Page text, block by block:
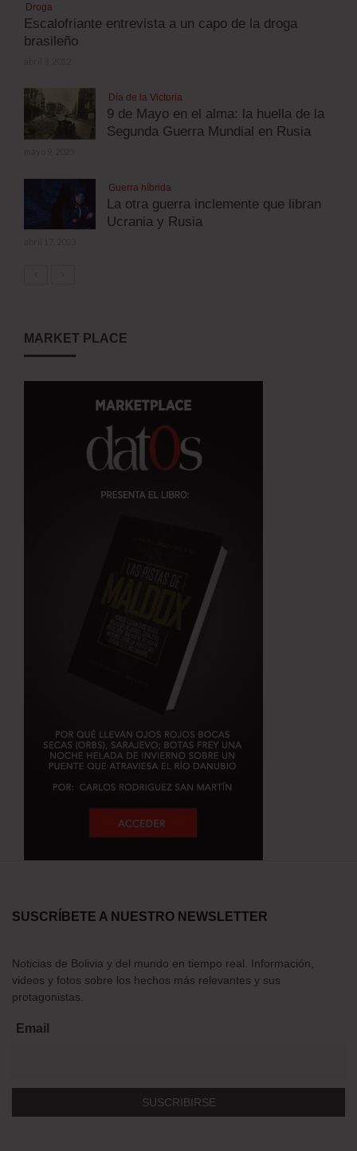
Droga
Escalofriante entrevista a un capo de la droga
brasileño
Día de la Victoria
9 de Mayo en el alma: la huella de la
Segunda Guerra Mundial en Rusia
Guerra híbrida
La otra guerra inclemente que libran
Ucrania y Rusia
MARKET PLACE
SUSCRÍBETE A NUESTRO NEWSLETTER
Noticias de Bolivia y del mundo en tiempo real. Información,
videos y fotos sobre los hechos más relevantes y sus
protagonistas.
Email